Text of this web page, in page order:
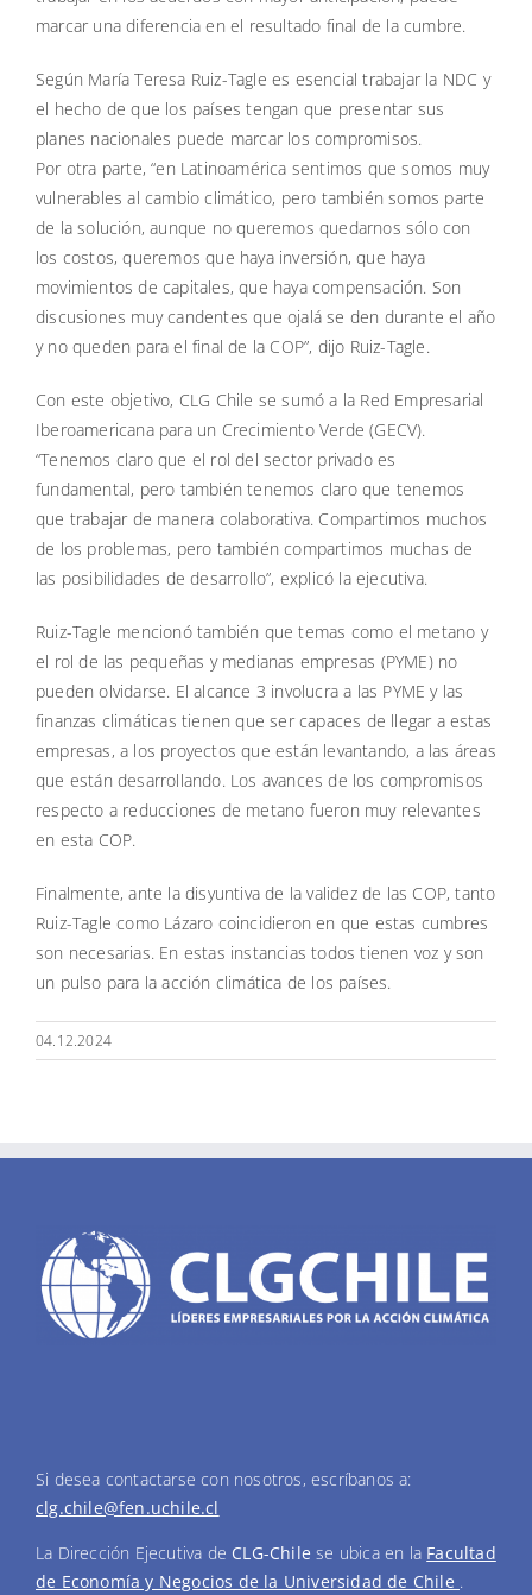
marcar una diferencia en el resultado final de la cumbre.
Según María Teresa Ruiz-Tagle es esencial trabajar la NDC y
el hecho de que los países tengan que presentar sus
planes nacionales puede marcar los compromisos.
Por otra parte, “en Latinoamérica sentimos que somos muy
vulnerables al cambio climático, pero también somos parte
de la solución, aunque no queremos quedarnos sólo con
los costos, queremos que haya inversión, que haya
movimientos de capitales, que haya compensación. Son
discusiones muy candentes que ojalá se den durante el año
y no queden para el final de la COP”, dijo Ruiz-Tagle.
Con este objetivo, CLG Chile se sumó a la Red Empresarial
Iberoamericana para un Crecimiento Verde (GECV).
“Tenemos claro que el rol del sector privado es
fundamental, pero también tenemos claro que tenemos
que trabajar de manera colaborativa. Compartimos muchos
de los problemas, pero también compartimos muchas de
las posibilidades de desarrollo”, explicó la ejecutiva.
Ruiz-Tagle mencionó también que temas como el metano y
el rol de las pequeñas y medianas empresas (PYME) no
pueden olvidarse. El alcance 3 involucra a las PYME y las
finanzas climáticas tienen que ser capaces de llegar a estas
empresas, a los proyectos que están levantando, a las áreas
que están desarrollando. Los avances de los compromisos
respecto a reducciones de metano fueron muy relevantes
en esta COP.
Finalmente, ante la disyuntiva de la validez de las COP, tanto
Ruiz-Tagle como Lázaro coincidieron en que estas cumbres
son necesarias. En estas instancias todos tienen voz y son
un pulso para la acción climática de los países.
04.12.2024
Si desea contactarse con nosotros, escríbanos a:
clg.chile@fen.uchile.cl
La Dirección Ejecutiva de CLG-Chile se ubica en la Facultad
de Economía y Negocios de la Universidad de Chile